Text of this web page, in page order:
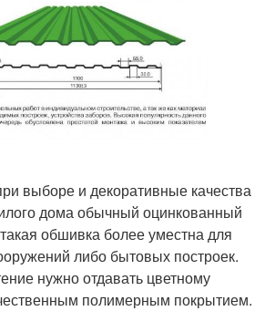
выборе и декоративные качества
дома обычный оцинкованный
обшивка более уместна для
либо бытовых построек.
нужно отдавать цветному
полимерным покрытием.